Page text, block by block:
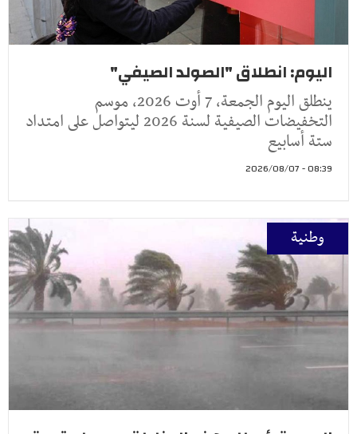
اليوم: انطلاق "الصولد الصيفي"
ينطلق اليوم الجمعة، 7 أوت 2026، موسم
التخفيضات الصيفية لسنة 2026 ليتواصل على امتداد
ستة أسابيع
08:39 - 2026/08/07
وطنية